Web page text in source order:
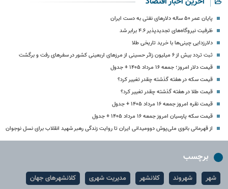
پایان عمر ۵۰ ساله دلارهای نفتی به دست ایران
ظرفیت نیروگاه‌های تجدیدپذیر ۴.۶ برابر شد
دلارزدایی چینی‌ها با خرید تاریخی طلا
ثبت تردد بیش از ۶ میلیون زائر حسینی از مرزهای اربعینی کشور در سفرهای رفت و برگشت
قیمت دلار امروز؛ جمعه ۱۶ مرداد ۱۴۰۵ + جدول
قیمت سکه در هفته گذشته چقدر تغییر کرد؟
قیمت طلا در هفته گذشته چقدر تغییر کرد؟
قیمت نقره امروز جمعه ۱۶ مرداد ۱۴۰۵ + جدول
قیمت سکه پارسیان امروز جمعه ۱۶ مرداد ۱۴۰۵ + جدول
از قهرمانی بانوی ملی‌پوش دوومیدانی ایران تا روایت زندگی رهبر شهید انقلاب برای نسل نوجوان
برچسب
شهر شهروند کلانشهر مدیریت شهری
کلانشهرهای جهان